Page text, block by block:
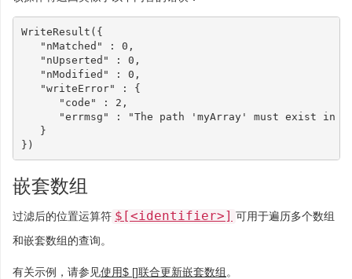
WriteResult ({
"nMatched"
: 0 ,
"nUpserted"
: 0 ,
"nModified"
: 0 ,
"writeError"
:
{
"code"
: 2 ,
"errmsg"
:
"The path 'myArray' must exist in
}
})
嵌套数组
过滤后的位置运算符 $[<identifier>] 可用于遍历多个数组
和嵌套数组的查询。
有关示例，请参见使用$ []联合更新嵌套数组 。